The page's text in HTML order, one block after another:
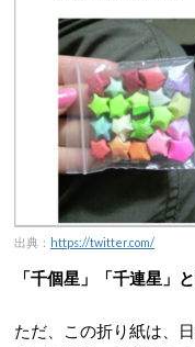
出典： https://twitter.com/
「千個星」「千連星」
ただ、この折り紙は、